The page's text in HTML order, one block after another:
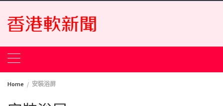
Skip
content
Home 安裝浴屏